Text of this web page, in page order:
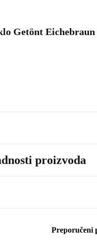
Getönt
proizvoda
Preporučeni